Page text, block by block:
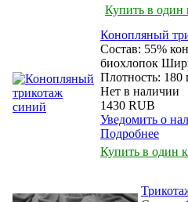
Купить в один
Конопляный
Состав: 55%
биохлопок
Плотность: 180
Нет в наличии
1430 RUB
Уведомить о
Подробнее
Купить в один